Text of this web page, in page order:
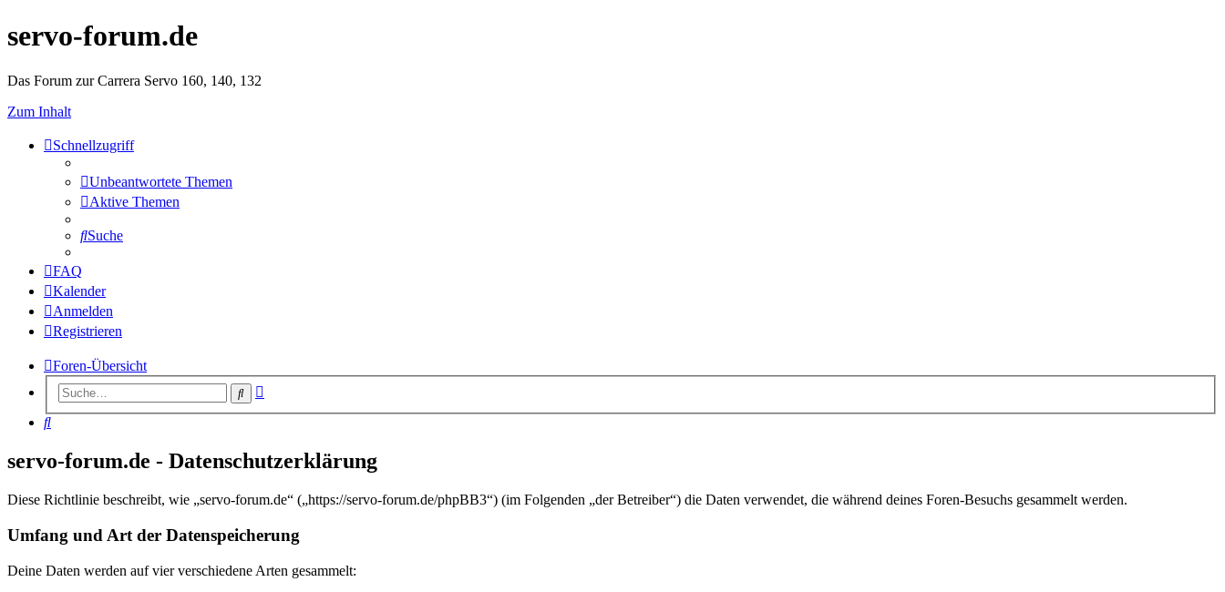
servo-forum.de
Das Forum zur Carrera Servo 160, 140, 132
Zum Inhalt
Schnellzugriff
Unbeantwortete Themen
Aktive Themen
Suche
FAQ
Kalender
Anmelden
Registrieren
Foren-Übersicht
Suche
Suche
servo-forum.de - Datenschutzerklärung
Diese Richtlinie beschreibt, wie „servo-forum.de“ („https://servo-forum.de/phpBB3“) (im Folgenden „der Betreiber“) die Daten verwendet, die während deines Foren-Besuchs gesammelt werden.
Umfang und Art der Datenspeicherung
Deine Daten werden auf vier verschiedene Arten gesammelt: